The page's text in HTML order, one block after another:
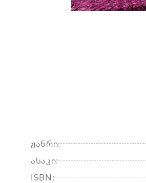
ჟანრი:
ასაკი:
ISBN: